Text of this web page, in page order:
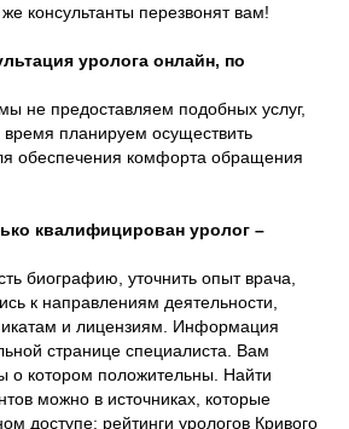
консультанты перезвонят вам!
уролога онлайн, по
не предоставляем подобных услуг,
планируем осуществить
обеспечения комфорта обращения
квалифицирован уролог –
биографию, уточнить опыт врача,
к направлениям деятельности,
и лицензиям. Информация
странице специалиста. Вам
о котором положительны. Найти
можно в источниках, которые
доступе: рейтинги урологов Кривого